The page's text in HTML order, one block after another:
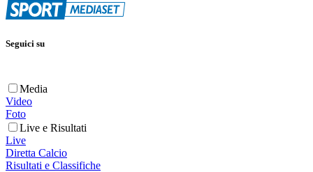
Seguici su
Media
Video
Foto
Live e Risultati
Live
Diretta Calcio
Risultati e Classifiche